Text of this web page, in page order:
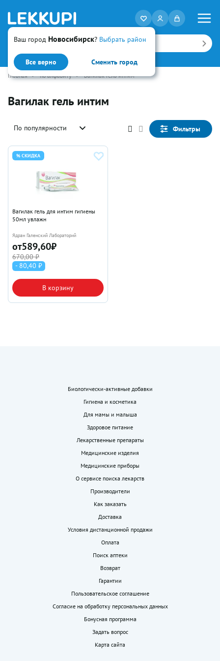
Ваш город Новосибирск? Выбрать район
Все верно Сменить город
Искать
Главная • по алфавиту • Вагилак гель интим
Вагилак гель интим
По популярности Фильтры
% СКИДКА
Вагилак гель для интим гигиены
50мл увлажн
Ядран Галенский Лабораторий
от589,60₽
670,00 ₽
- 80,40 ₽
В корзину
Биологически-активные добавки
Гигиена и косметика
Для мамы и малыша
Здоровое питание
Лекарственные препараты
Медицинские изделия
Медицинские приборы
О сервисе поиска лекарств
Производители
Как заказать
Доставка
Условия дистанционной продажи
Оплата
Поиск аптеки
Возврат
Гарантии
Пользовательское соглашение
Согласие на обработку персональных данных
Бонусная программа
Задать вопрос
Карта сайта